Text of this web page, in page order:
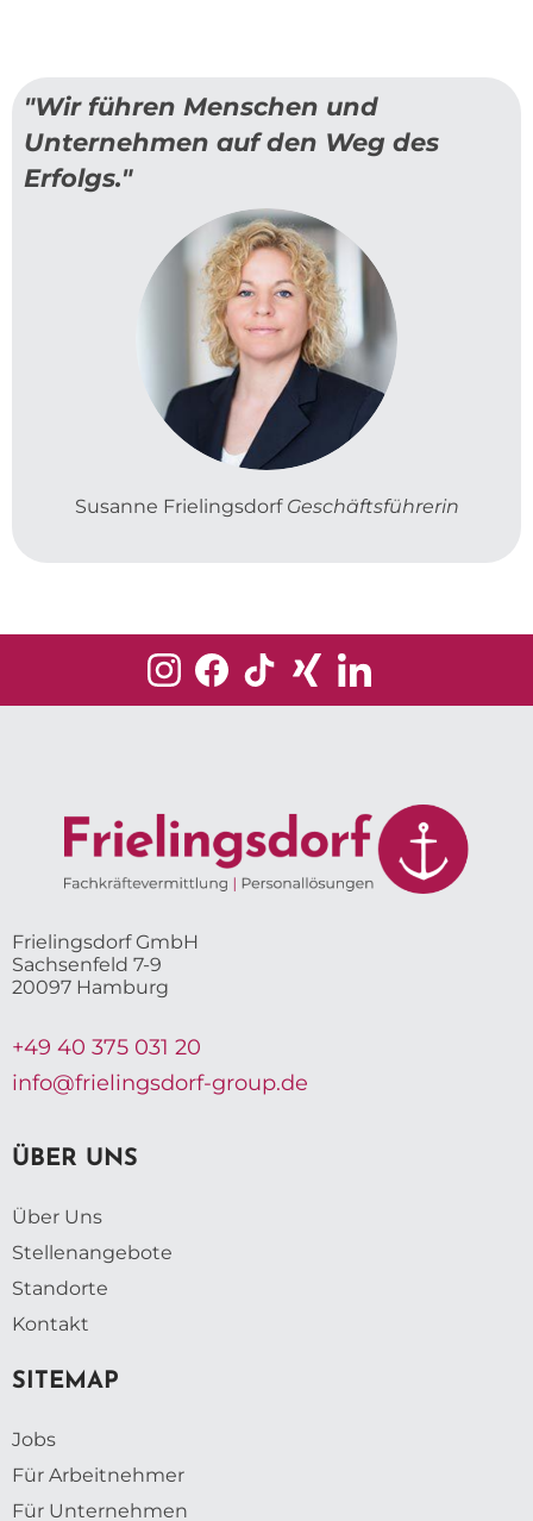
"Wir führen Menschen und
Unternehmen auf den Weg des
Erfolgs."
Susanne Frielingsdorf Geschäftsführerin
Frielingsdorf GmbH
Sachsenfeld 7-9
20097 Hamburg
+49 40 375 031 20
info@frielingsdorf-group.de
ÜBER UNS
Über Uns
Stellenangebote
Standorte
Kontakt
SITEMAP
Jobs
Für Arbeitnehmer
Für Unternehmen